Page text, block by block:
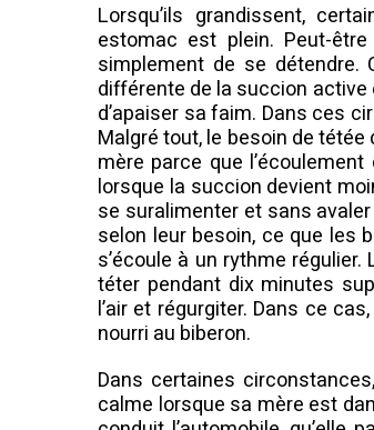
Lorsqu’ils grandissent,
estomac est plein. Peut-
simplement de se
différente de la succion
d’apaiser sa faim. Dans ces
Malgré tout, le besoin de
mère parce que
lorsque la succion devient
se suralimenter et sans
selon leur besoin, ce que les
s’écoule à un rythme
téter pendant dix minutes
l’air et régurgiter. Dans ce
nourri au biberon.
Dans certaines
calme lorsque sa mère est